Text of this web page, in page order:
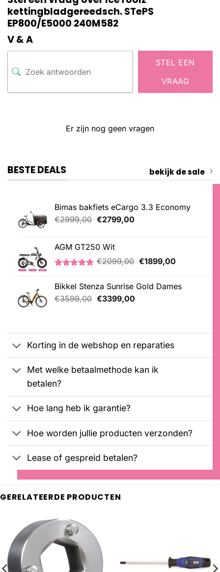
kettingbladgereedsch. STePS
EP800/E5000 240M582
V & A
STEL EEN
VRAAG
Er zijn nog geen vragen
BESTE DEALS bekijk de sale
Bimas bakfiets eCargo 3.3 Economy
€2999,00 Oorspronkelijke
€2999,00.
€2799,00Huidige
AGM GT250 Wit
5.00
op 5
gebaseerd
op
klantbeoordeling
€2099,00 Oorspronkelijke
€2099,00.
€1899,00Huidige
€1899,00.
Bikkel Stenza Sunrise Gold Dames
€3599,00 Oorspronkelijke
€3399,00Huidige
Korting in de webshop en reparaties
Met welke betaalmethode kan ik
betalen?
Hoe lang heb ik garantie?
Hoe worden jullie producten verzonden?
Lease of gespreid betalen?
GERELATEERDE PRODUCTEN